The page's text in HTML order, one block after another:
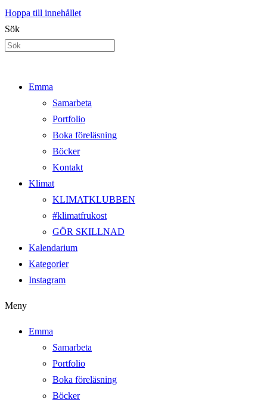
Hoppa till innehållet
Sök
Emma
Samarbeta
Portfolio
Boka föreläsning
Böcker
Kontakt
Klimat
KLIMATKLUBBEN
#klimatfrukost
GÖR SKILLNAD
Kalendarium
Kategorier
Instagram
Meny
Emma
Samarbeta
Portfolio
Boka föreläsning
Böcker